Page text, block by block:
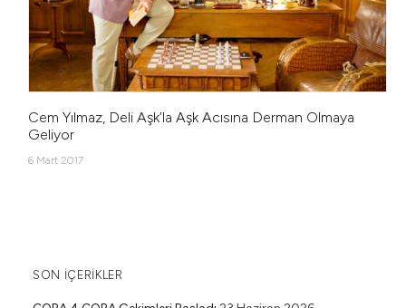
Cem Yılmaz, Deli Aşk’la Aşk Acısına Derman Olmaya
Geliyor
6 Mart 2017
SON İÇERIKLER